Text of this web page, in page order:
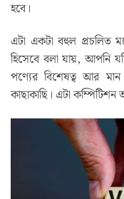
হবে।
এটা একটা বহুল প্রচলিত
হিসেবে বলা যায়, আপনি
পণ্যের বিশেষত্ব আর
কাছাকাছি। এটা কম্পিটিশন